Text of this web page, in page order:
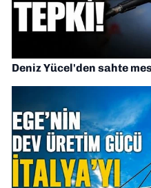
Deniz Yücel'den sahte